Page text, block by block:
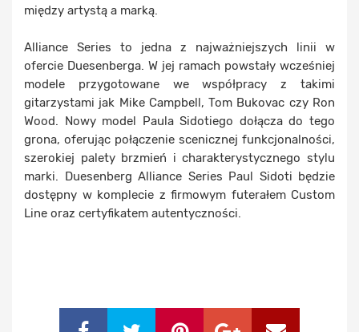
między artystą a marką.
Alliance Series to jedna z najważniejszych linii w
ofercie Duesenberga. W jej ramach powstały wcześniej
modele przygotowane we współpracy z takimi
gitarzystami jak Mike Campbell, Tom Bukovac czy Ron
Wood. Nowy model Paula Sidotiego dołącza do tego
grona, oferując połączenie scenicznej funkcjonalności,
szerokiej palety brzmień i charakterystycznego stylu
marki. Duesenberg Alliance Series Paul Sidoti będzie
dostępny w komplecie z firmowym futerałem Custom
Line oraz certyfikatem autentyczności.